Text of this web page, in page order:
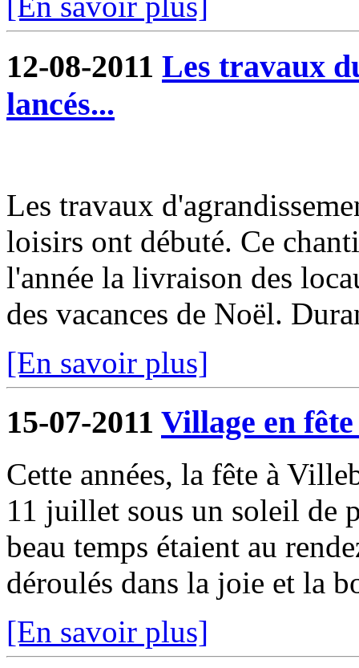
12-08-2011 Les travaux
lancés...
Les travaux
loisirs ont débuté. Ce
l'année la livraison des
des vacances de Noël.
[En savoir plus]
15-07-2011 Village en
Cette années, la fête à
11 juillet sous un soleil de
beau temps étaient au
déroulés dans la joie et la
[En savoir plus]